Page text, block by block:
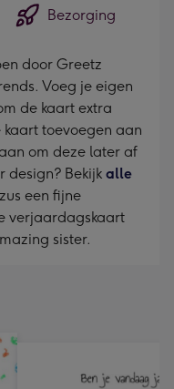
Bezorging
door Greetz
Voeg je eigen
de kaart extra
kaart toevoegen aan
om deze later af
design? Bekijk alle
een fijne
verjaardagskaart
sister.